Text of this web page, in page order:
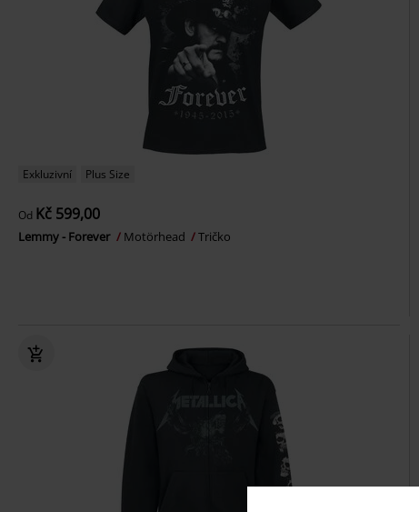
Exkluzivní Plus Size
Od Kč 599,00
Lemmy - Forever Motörhead Tričko